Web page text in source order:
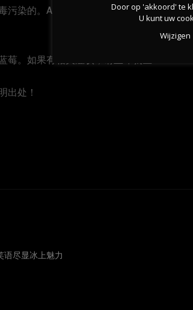
染的。Albert Heijn为此次事件向消费者致
。如果有相关症状，请立即就医！
出处！
尽显冰上魅力
Door op 'akkoord' te
U kunt uw
Wijzigen